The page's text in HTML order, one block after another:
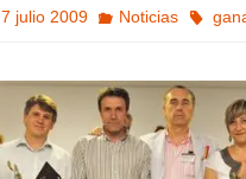
7 julio 2009 Noticias